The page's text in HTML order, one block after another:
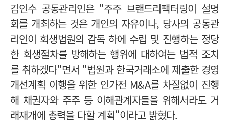
김인수 공동관리인은 "주주 브랜드리팩터링이 설명
회를 개최하는 것은 개인의 자유이나, 당사의 공동관
리인이 회생법원의 감독 하에 수립 및 진행하는 정당
한 회생절차를 방해하는 행위에 대하여는 법적 조치
를 취하겠다"면서 "법원과 한국거래소에 제출한 경영
개선계획 이행을 위한 인가전 M&A를 차질없이 진행
해 채권자와 주주 등 이해관계자들을 위해서라도 거
래재개에 총력을 다할 계획"이라고 밝혔다.